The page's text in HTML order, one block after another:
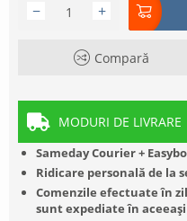
+
−
Compară
MODURI DE LIVRARE
Sameday Courier +
Ridicare personală de la
Comenzile efectuate în
sunt expediate în aceeași